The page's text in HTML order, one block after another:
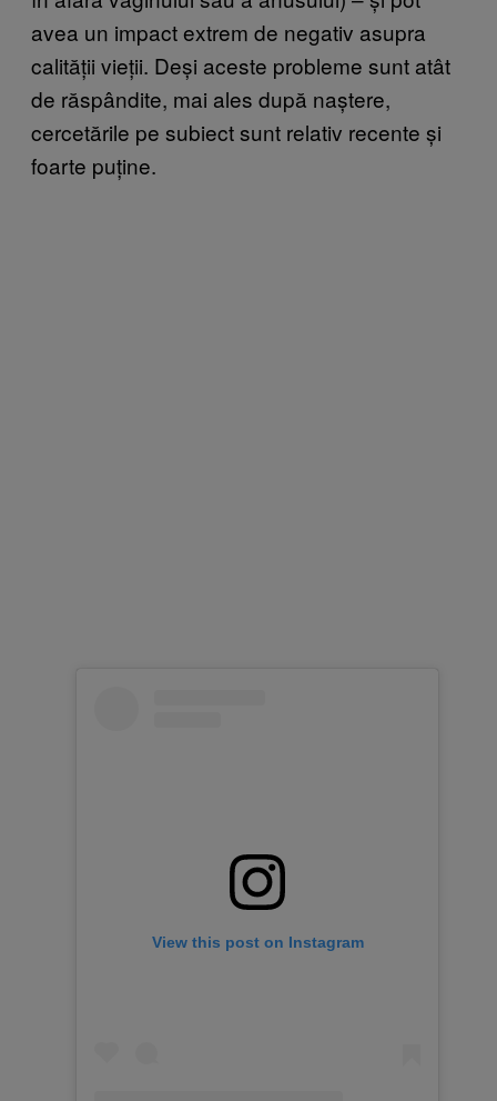
avea un impact extrem de negativ asupra
calității vieții. Deși aceste probleme sunt atât
de răspândite, mai ales după naștere,
cercetările pe subiect sunt relativ recente și
foarte puține.
View this post on Instagram